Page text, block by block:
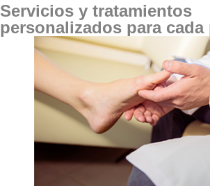
Servicios y tratamientos
personalizados para cada